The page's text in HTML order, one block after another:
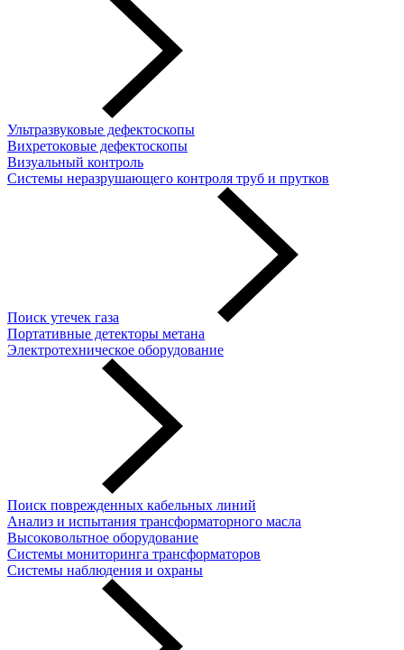
Ультразвуковые дефектоскопы
Вихретоковые дефектоскопы
Визуальный контроль
Системы неразрушающего контроля труб и прутков
Поиск утечек газа
Портативные детекторы метана
Электротехническое оборудование
Поиск поврежденных кабельных линий
Анализ и испытания трансформаторного масла
Высоковольтное оборудование
Системы мониторинга трансформаторов
Системы наблюдения и охраны